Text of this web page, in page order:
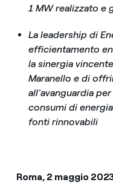
1 MW realizzato e
La leadership di
efficientamento
la sinergia
Maranello e di
all’avanguardia
consumi di
fonti rinnovabili
Roma, 2 maggio